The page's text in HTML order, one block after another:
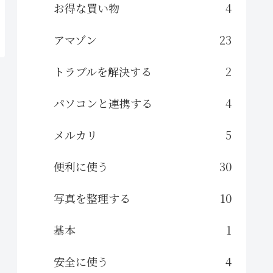
お得な買い物
4
アマゾン
23
トラブルを解決する
2
パソコンと連携する
4
メルカリ
5
便利に使う
30
写真を整理する
10
基本
1
安全に使う
4